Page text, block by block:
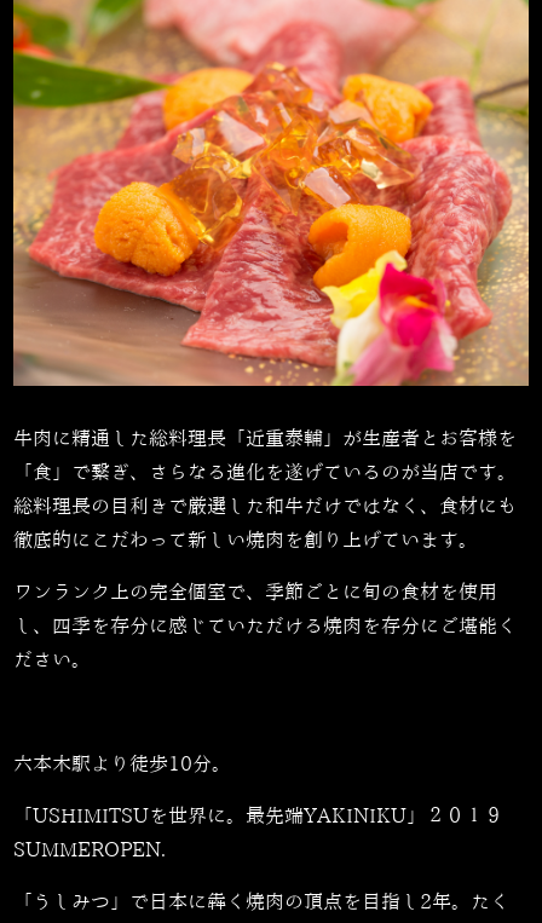
牛肉に精通した総料理長「近重泰輔」が生産者とお客様を
「食」で繋ぎ、さらなる進化を遂げているのが当店です。
総料理長の目利きで厳選した和牛だけではなく、食材にも
徹底的にこだわって新しい焼肉を創り上げています。
ワンランク上の完全個室で、季節ごとに旬の食材を使用
し、四季を存分に感じていただける焼肉を存分にご堪能く
ださい。
六本木駅より徒歩10分。
「USHIMITSUを世界に。最先端YAKINIKU」２０１９
SUMMEROPEN.
「うしみつ」で日本に犇く焼肉の頂点を目指し2年。たく